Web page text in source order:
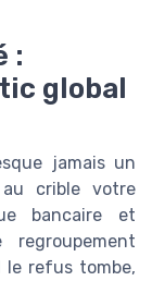
:
global
jamais un
au crible votre
bancaire et
le refus tombe,